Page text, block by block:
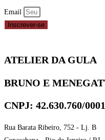
Email
Inscrever-se
ATELIER DA GULA
BRUNO E
CNPJ: 42.630.760/
Rua Barata Ribeiro, 752 - Lj. B